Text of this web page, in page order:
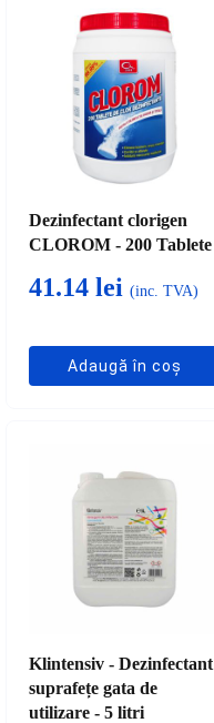
Dezinfectant clorigen
CLOROM - 200 Tablete
41.14 lei (inc. TVA)
Adaugă în coș
Klintensiv - Dezinfectant
suprafețe gata de
utilizare - 5 litri